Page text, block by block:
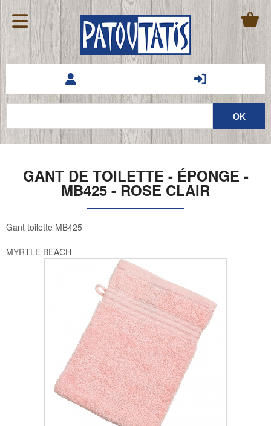
GANT DE TOILETTE - ÉPONGE -
MB425 - ROSE CLAIR
Gant toilette MB425
MYRTLE BEACH